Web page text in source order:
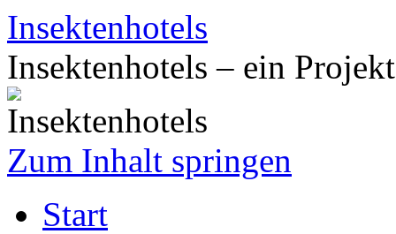
Insektenhotels
Insektenhotels – ein
Zum Inhalt springen
Start